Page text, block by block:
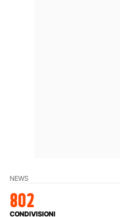
NEWS
802
CONDIVISIONI